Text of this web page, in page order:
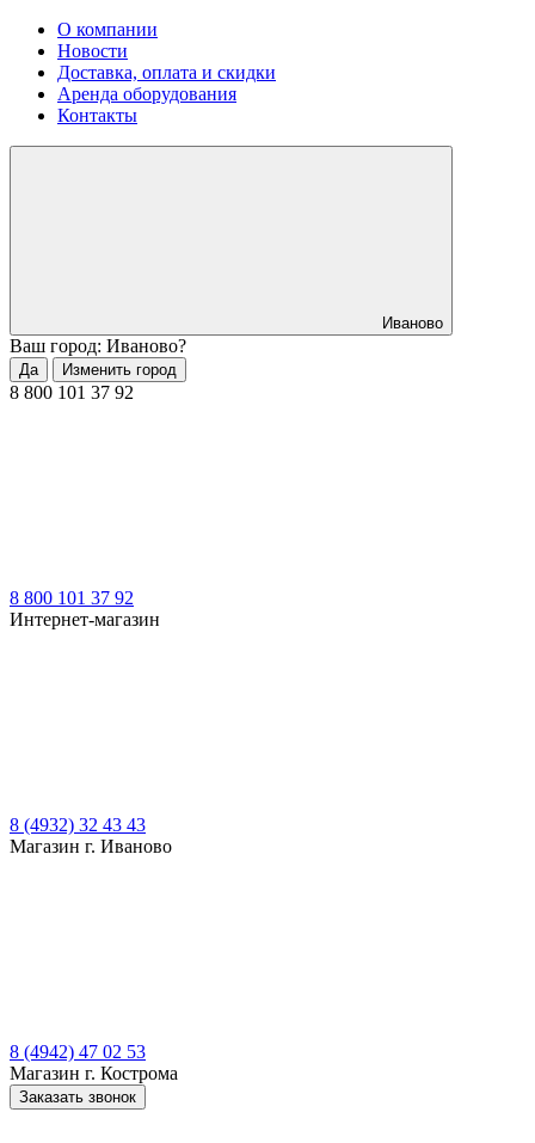
О компании
Новости
Доставка, оплата и скидки
Аренда оборудования
Контакты
Иваново
Ваш город: Иваново?
Да Изменить город
8 800 101 37 92
8 800 101 37 92
Интернет-магазин
8 (4932) 32 43 43
Магазин г. Иваново
8 (4942) 47 02 53
Магазин г. Кострома
Заказать звонок